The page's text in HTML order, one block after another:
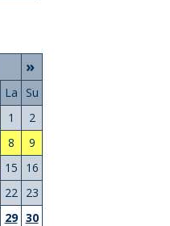
»
La
Su
1
2
8
9
15
16
22
23
29 30